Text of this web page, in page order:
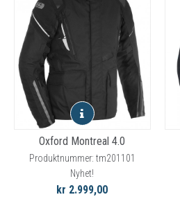
Oxford Montreal 4.0
Produktnummer: tm201101
Nyhet!
kr 2.999,00